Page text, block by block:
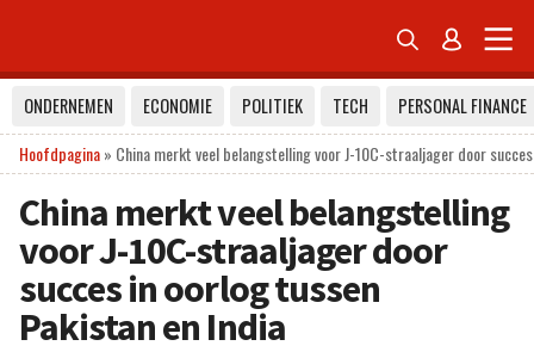
 
ONDERNEMEN ECONOMIE POLITIEK TECH
PERSONAL FINANCE
Hoofdpagina» China merkt veel belangstelling voor J-10C-straaljager door
China merkt veel belangstelling
voor J-10C-straaljager door
succes in oorlog tussen
Pakistan en India